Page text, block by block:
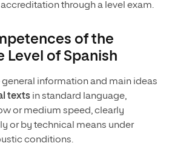
through a level exam.
of the
Level of Spanish
general information and main ideas
texts in standard language,
or medium speed, clearly
or by technical means under
conditions.